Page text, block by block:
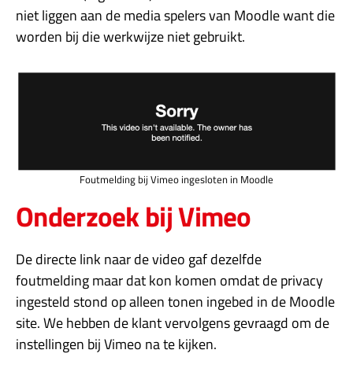
niet liggen aan de media spelers van Moodle want die
worden bij die werkwijze niet gebruikt.
Foutmelding bij Vimeo ingesloten in Moodle
Onderzoek bij Vimeo
De directe link naar de video gaf dezelfde
foutmelding maar dat kon komen omdat de privacy
ingesteld stond op alleen tonen ingebed in de Moodle
site. We hebben de klant vervolgens gevraagd om de
instellingen bij Vimeo na te kijken.